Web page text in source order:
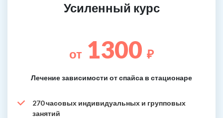
Усиленный курс
от 1300 ₽
Лечение зависимости от спайса в стационаре
270 часовых индивидуальных и групповых
занятий